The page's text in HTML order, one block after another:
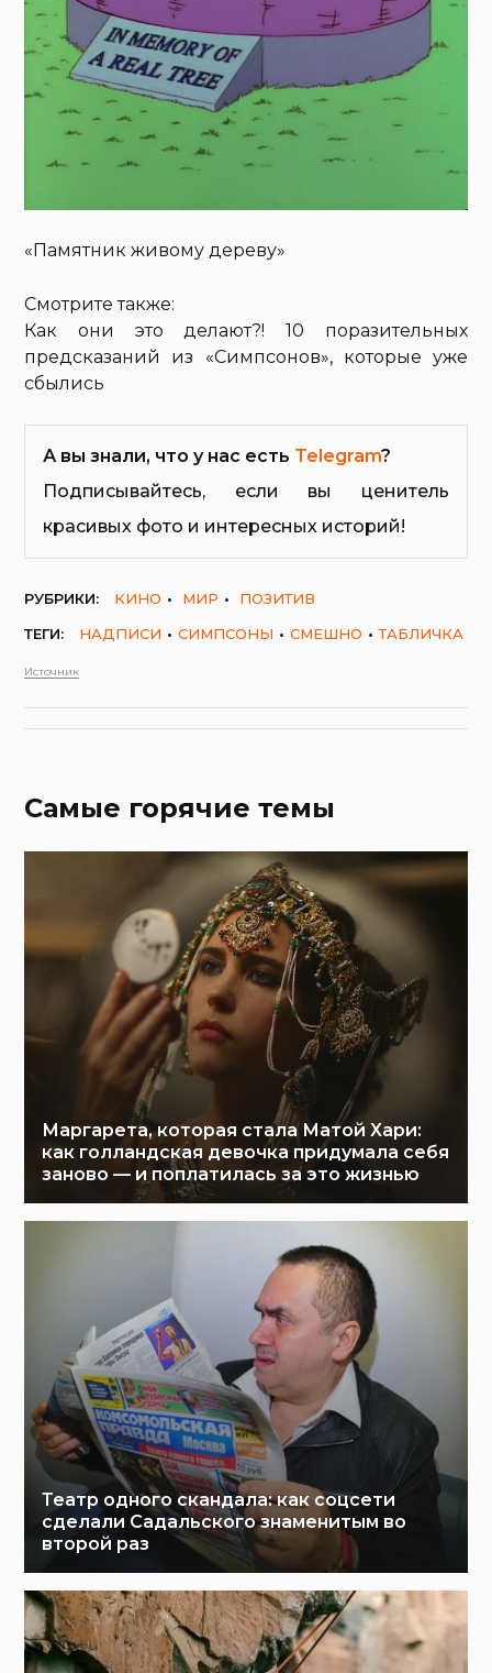
«Памятник живому дереву»
Смотрите также:
Как они это делают?! 10 поразительных
предсказаний из «Симпсонов», которые уже
сбылись
А вы знали, что у нас есть Telegram?
Подписывайтесь, если вы ценитель
красивых фото и интересных историй!
РУБРИКИ: КИНО МИР
ПОЗИТИВ
ТЕГИ:
НАДПИСИ СИМПСОНЫ СМЕШНО ТАБЛИЧКА
Источник
Самые горячие темы
Маргарета, которая стала Матой Хари:
как голландская девочка придумала себя
заново — и поплатилась за это жизнью
Театр одного скандала: как соцсети
сделали Садальского знаменитым во
второй раз